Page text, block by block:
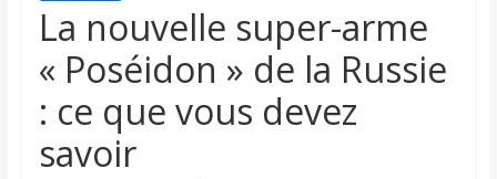
La nouvelle super-arme
« Poséidon » de la Russie
: ce que vous devez
savoir